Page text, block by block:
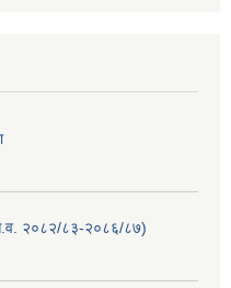
२०८२/८३-२०८६/८७)